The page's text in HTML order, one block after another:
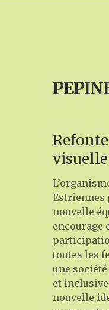
Estriennes
nouvelle
encourage
toutes les
une
et
nouvelle